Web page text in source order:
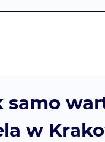
samo
w